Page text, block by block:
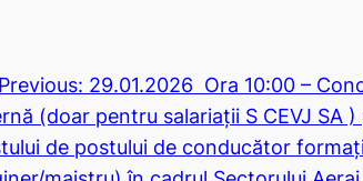
Previous: 29.01.2026 Ora 10:00 –
(doar pentru salariații S CEVJ SA
de postului de conducător